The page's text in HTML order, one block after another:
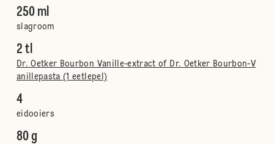
250 ml
slagroom
2 tl
Dr. Oetker Bourbon Vanille-extract of Dr. Oetker Bourbon-V
anillepasta (1 eetlepel)
4
eidooiers
80 g